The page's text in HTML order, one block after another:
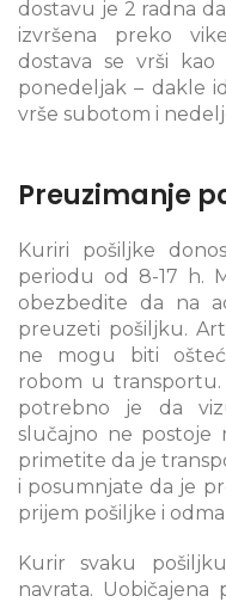
dostavu je 2 radna
izvršena preko
dostava se vrši
ponedeljak – dakle
vrše subotom i
Preuzimanje
Kuriri pošiljke
periodu od 8-17 h.
obezbedite da na
preuzeti pošiljku.
ne mogu biti
robom u transportu.
potrebno je da
slučajno ne postoje
primetite da je
i posumnjate da je
prijem pošiljke i
Kurir svaku
navrata. Uobičajena